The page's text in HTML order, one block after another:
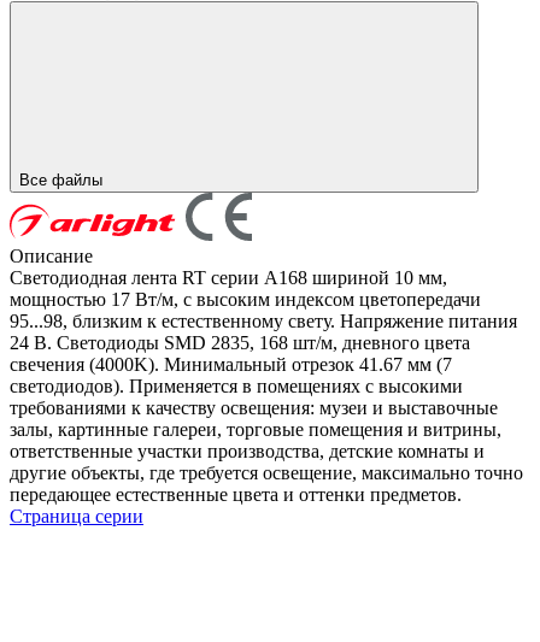
Все файлы
Описание
Светодиодная лента RT серии A168 шириной 10 мм,
мощностью 17 Вт/м, с высоким индексом цветопередачи
95...98, близким к естественному свету. Напряжение питания
24 В. Светодиоды SMD 2835, 168 шт/м, дневного цвета
свечения (4000K). Минимальный отрезок 41.67 мм (7
светодиодов). Применяется в помещениях с высокими
требованиями к качеству освещения: музеи и выставочные
залы, картинные галереи, торговые помещения и витрины,
ответственные участки производства, детские комнаты и
другие объекты, где требуется освещение, максимально точно
передающее естественные цвета и оттенки предметов.
Страница серии